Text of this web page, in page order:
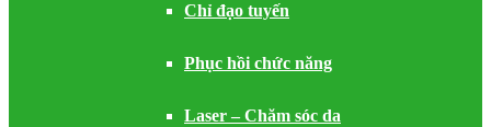
Chỉ đạo tuyến
Phục hồi chức năng
Laser – Chăm sóc da